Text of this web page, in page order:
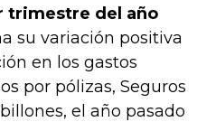
trimestre del año
su variación positiva
en los gastos
por pólizas, Seguros
el año pasado